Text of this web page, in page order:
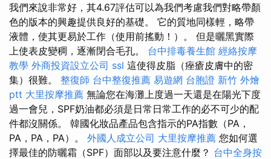
我們來說非常好，其4.67評估可以為我們考慮我們對略帶顏
色的版本的興趣提供良好的基礎。 它的質地同樣輕，略帶
液體，使其更易於工作（使用前搖動！）。 但是曬黑實際
上使表皮變稠，逐漸閉合毛孔。 台中排毒養生館 經絡按摩
教學 外商投資設立公司 ssl 這使得皮脂（痤瘡皮膚中的密
集）很難。 整復師 台中整復推薦 易遊網 台胞證 新竹 外燴
ptt 大里按摩推薦 無論您在海灘上度過一天還是在陽光下度
過一會兒，SPF奶油都必須是日常日常工作的必不可少的配
件都沒關係。 韓國化妝品產品包含指示的PA指數（PA，
PA，PA，PA）。 外國人成立公司 大里按摩推薦 您如何選
擇最佳的防曬霜（SPF）面部以及要注意什麼？ 台中全身按